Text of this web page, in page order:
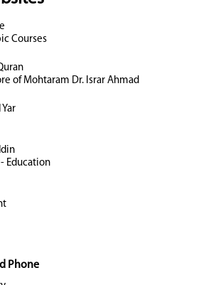
Courses
of Mohtaram Dr. Israr Ahmad
Education
Phone